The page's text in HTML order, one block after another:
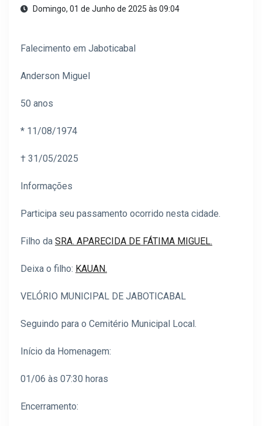
Domingo, 01 de Junho de 2025 às 09:04
Falecimento em Jaboticabal
Anderson Miguel
50 anos
* 11/08/1974
† 31/05/2025
Informações
Participa seu passamento ocorrido nesta cidade.
Filho da SRA. APARECIDA DE FÁTIMA MIGUEL.
Deixa o filho: KAUAN.
VELÓRIO MUNICIPAL DE JABOTICABAL
Seguindo para o Cemitério Municipal Local.
Início da Homenagem:
01/06 às 07:30 horas
Encerramento: